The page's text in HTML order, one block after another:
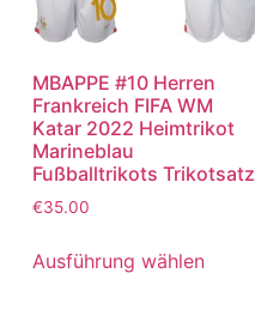
MBAPPE #10 Herren
Frankreich FIFA WM
Katar 2022 Heimtrikot
Marineblau
Fußballtrikots Trikotsatz
€35.00
Ausführung wählen